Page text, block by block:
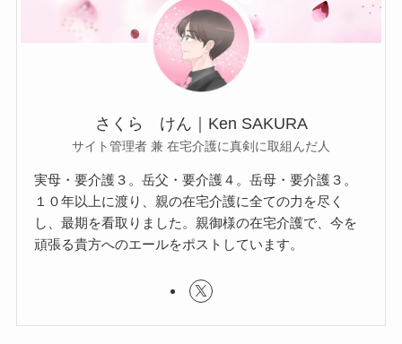
さくら けん｜Ken SAKURA
サイト管理者 兼 在宅介護に真剣に取組んだ人
実母・要介護３。岳父・要介護４。岳母・要介護３。
１０年以上に渡り、親の在宅介護に全ての力を尽く
し、最期を看取りました。親御様の在宅介護で、今を
頑張る貴方へのエールをポストしています。